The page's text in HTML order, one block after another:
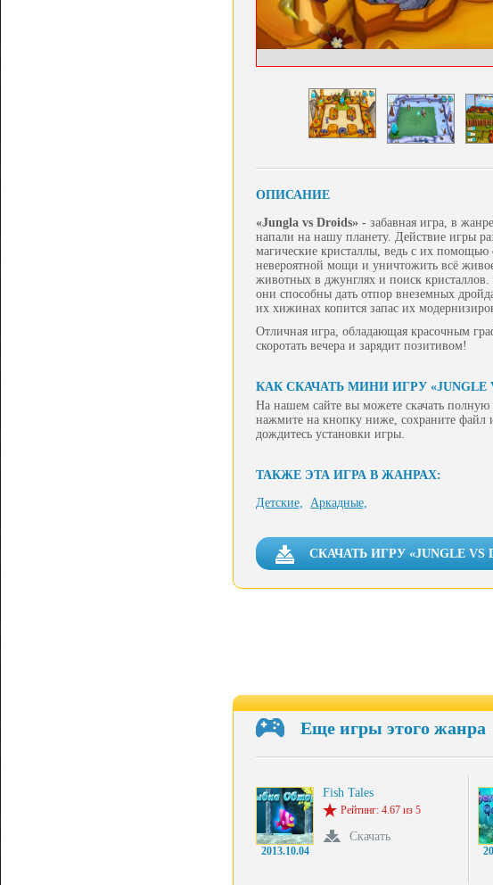
ОПИСАНИЕ
«Jungla vs Droids» - забавная игра, в
напали на нашу планету. Действие игры
магические кристаллы, ведь с их помощью
невероятной мощи и уничтожить всё
животных в джунглях и поиск
они способны дать отпор внеземных
их хижинах копится запас их
Отличная игра, обладающая красочным
скоротать вечера и зарядит позитивом!
КАК СКАЧАТЬ МИНИ ИГРУ «JUNGLE
На нашем сайте вы можете скачать полную
нажмите на кнопку ниже, сохраните файл
дождитесь установки игры.
ТАКЖЕ ЭТА ИГРА В ЖАНРАХ:
Детские, Аркадные,
СКАЧАТЬ ИГРУ «JUNGLE VS
Еще игры этого жанра
2013.10.04
Fish Tales
Рейтинг: 4.67 из 5
Скачать